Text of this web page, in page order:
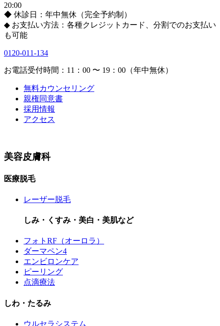
20:00
◆ 休診日：年中無休（完全予約制）
◆ お支払い方法：各種クレジットカード、分割でのお支払い
も可能
0120-011-134
お電話受付時間：11：00 〜 19：00（年中無休）
無料カウンセリング
親権同意書
採用情報
アクセス
美容皮膚科
医療脱毛
レーザー脱毛
しみ・くすみ・美白・美肌など
フォトRF（オーロラ）
ダーマペン4
エンビロンケア
ピーリング
点滴療法
しわ・たるみ
ウルセラシステム